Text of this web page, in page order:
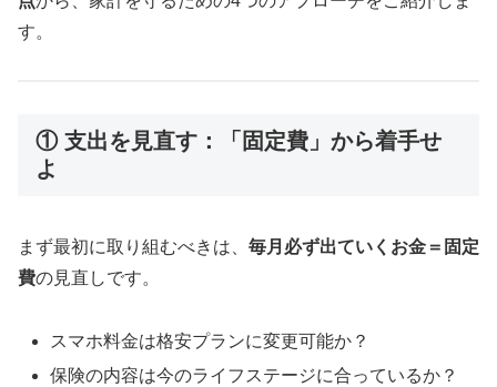
す。
① 支出を見直す：「固定費」から着手せ
よ
まず最初に取り組むべきは、 毎月必ず出ていくお金＝固定
費の見直しです。
スマホ料金は格安プランに変更可能か？
保険の内容は今のライフステージに合っているか？